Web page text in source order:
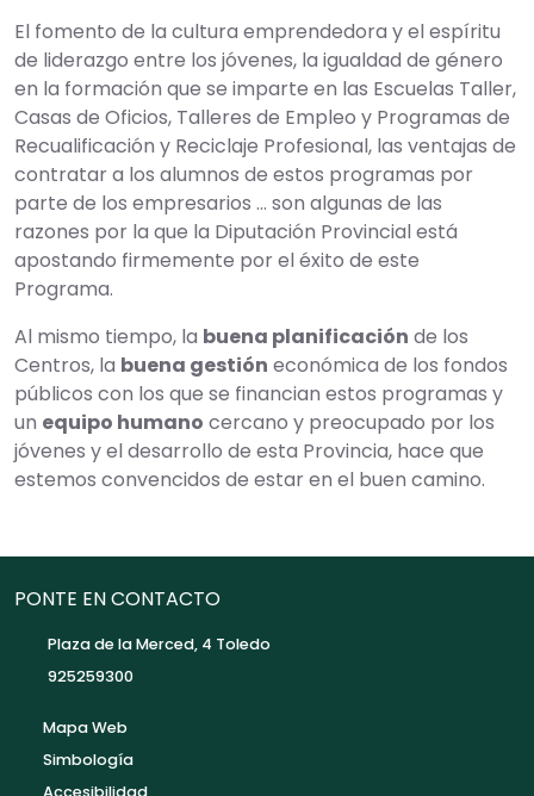
El fomento de la cultura emprendedora y el espíritu
de liderazgo entre los jóvenes, la igualdad de género
en la formación que se imparte en las Escuelas Taller,
Casas de Oficios, Talleres de Empleo y Programas de
Recualificación y Reciclaje Profesional, las ventajas de
contratar a los alumnos de estos programas por
parte de los empresarios ... son algunas de las
razones por la que la Diputación Provincial está
apostando firmemente por el éxito de este
Programa.
Al mismo tiempo, la buena planificación de los
Centros, la buena gestión económica de los fondos
públicos con los que se financian estos programas y
un equipo humano cercano y preocupado por los
jóvenes y el desarrollo de esta Provincia, hace que
estemos convencidos de estar en el buen camino.
PONTE EN CONTACTO
Plaza de la Merced, 4 Toledo
925259300
Mapa Web
Simbología